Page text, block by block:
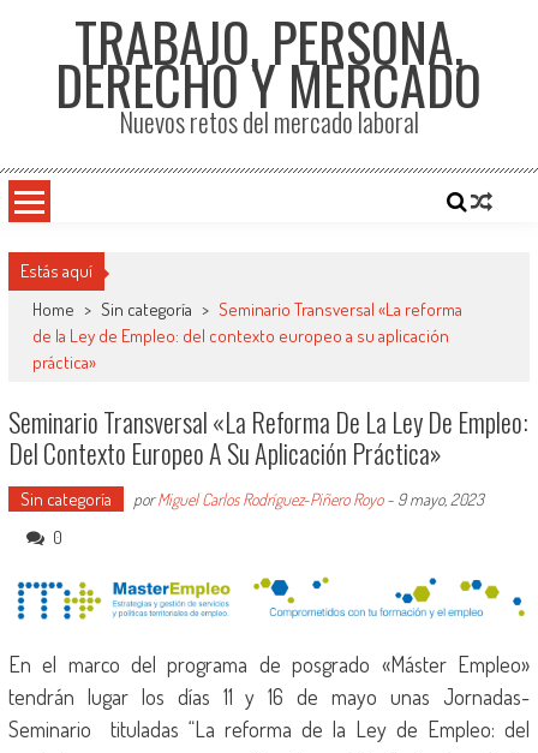
TRABAJO, PERSONA,
DERECHO Y MERCADO
Nuevos retos del mercado laboral
Estás aquí
Home > Sin categoría > Seminario Transversal «La reforma
de la Ley de Empleo: del contexto europeo a su aplicación
práctica»
Seminario Transversal «La Reforma De La Ley De Empleo:
Del Contexto Europeo A Su Aplicación Práctica»
Sin categoría porMiguel Carlos Rodríguez-Piñero Royo- 9 mayo, 2023
0
En el marco del programa de posgrado «Máster Empleo»
tendrán lugar los días 11 y 16 de mayo unas Jornadas-
Seminario tituladas “La reforma de la Ley de Empleo: del